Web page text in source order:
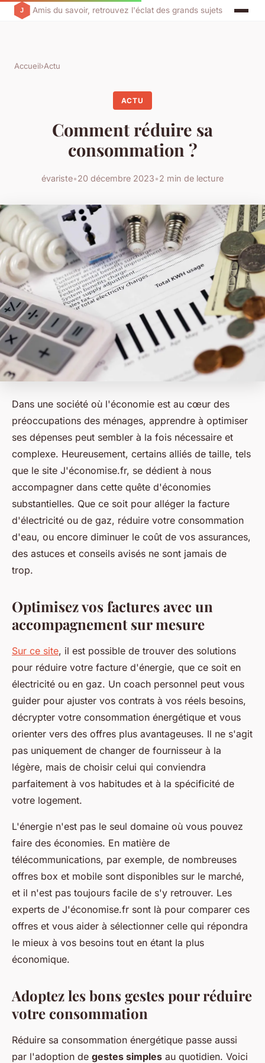
Amis du savoir, retrouvez l'éclat des grands sujets
Accueil›Actu
ACTU
Comment réduire sa
consommation ?
évariste•20 décembre 2023•2 min de lecture
Dans une société où l'économie est au cœur des
préoccupations des ménages, apprendre à optimiser
ses dépenses peut sembler à la fois nécessaire et
complexe. Heureusement, certains alliés de taille, tels
que le site J'économise.fr, se dédient à nous
accompagner dans cette quête d'économies
substantielles. Que ce soit pour alléger la facture
d'électricité ou de gaz, réduire votre consommation
d'eau, ou encore diminuer le coût de vos assurances,
des astuces et conseils avisés ne sont jamais de
trop.
Optimisez vos factures avec un
accompagnement sur mesure
Sur ce site, il est possible de trouver des solutions
pour réduire votre facture d'énergie, que ce soit en
électricité ou en gaz. Un coach personnel peut vous
guider pour ajuster vos contrats à vos réels besoins,
décrypter votre consommation énergétique et vous
orienter vers des offres plus avantageuses. Il ne s'agit
pas uniquement de changer de fournisseur à la
légère, mais de choisir celui qui conviendra
parfaitement à vos habitudes et à la spécificité de
votre logement.
L'énergie n'est pas le seul domaine où vous pouvez
faire des économies. En matière de
télécommunications, par exemple, de nombreuses
offres box et mobile sont disponibles sur le marché,
et il n'est pas toujours facile de s'y retrouver. Les
experts de J'économise.fr sont là pour comparer ces
offres et vous aider à sélectionner celle qui répondra
le mieux à vos besoins tout en étant la plus
économique.
Adoptez les bons gestes pour réduire
votre consommation
Réduire sa consommation énergétique passe aussi
par l'adoption de gestes simples au quotidien. Voici